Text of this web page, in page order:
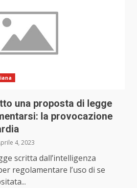
una proposta di legge
la provocazione
4, 2023
scritta dall’intelligenza
regolamentare l’uso di se